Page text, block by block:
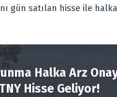
gün satılan hisse ile
Halka Arz
Hisse Geliyor!